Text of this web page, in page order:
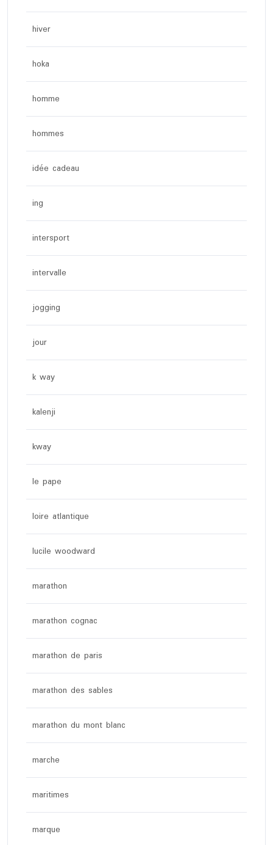
hiver
hoka
homme
hommes
idée cadeau
ing
intersport
intervalle
jogging
jour
k way
kalenji
kway
le pape
loire atlantique
lucile woodward
marathon
marathon cognac
marathon de paris
marathon des sables
marathon du mont blanc
marche
maritimes
marque